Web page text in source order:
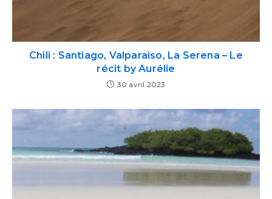
Chili : Santiago, Valparaiso, La Serena – Le
récit by Aurélie
30 avril 2023